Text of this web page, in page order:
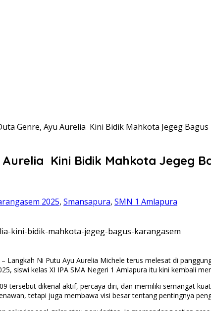
Genre, Ayu Aurelia Kini Bidik Mahkota Jegeg Bagus
Kini Bidik Mahkota Jegeg
2025, Smansapura, SMN 1 Amlapura
– Langkah Ni Putu Ayu Aurelia Michele terus melesat di
siswi kelas XI IPA SMA Negeri 1 Amlapura itu kini kembali
tersebut dikenal aktif, percaya diri, dan memiliki semangat
tetapi juga membawa visi besar tentang pentingnya